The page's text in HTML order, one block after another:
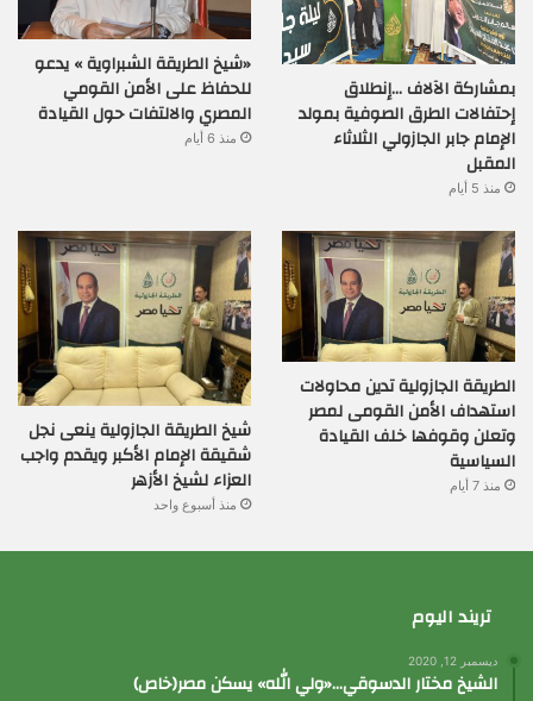
بمشاركة الآلاف …إنطلاق
إحتفالات الطرق الصوفية بمولد
الإمام جابر الجازولي الثلاثاء
المقبل
منذ 5 أيام
«شيخ الطريقة الشبراوية » يدعو
للحفاظ على الأمن القومي
المصري والالتفات حول القيادة
منذ 6 أيام
الطريقة الجازولية تدين محاولات
استهداف الأمن القومى لمصر
وتعلن وقوفها خلف القيادة
السياسية
منذ 7 أيام
شيخ الطريقة الجازولية ينعى نجل
شقيقة الإمام الأكبر ويقدم واجب
العزاء لشيخ الأزهر
منذ أسبوع واحد
تريند اليوم
ديسمبر 12, 2020
الشيخ مختار الدسوقي…«ولي الله» يسكن مصر(خاص)